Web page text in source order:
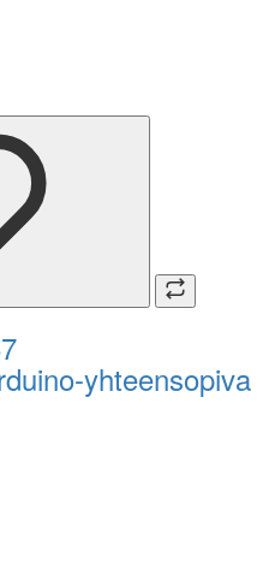
yhteensopiva